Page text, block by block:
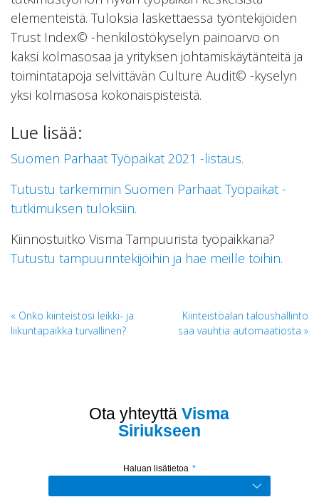
elementeistä. Tuloksia laskettaessa työntekijöiden
Trust Index© -henkilöstökyselyn painoarvo on
kaksi kolmasosaa ja yrityksen johtamiskäytänteitä ja
toimintatapoja selvittävän Culture Audit© -kyselyn
yksi kolmasosa kokonaispisteistä.
Lue lisää:
Suomen Parhaat Työpaikat 2021 -listaus.
Tutustu tarkemmin Suomen Parhaat Työpaikat -
tutkimuksen tuloksiin.
Kiinnostuitko Visma Tampuurista työpaikkana?
Tutustu tampuurintekijöihin ja hae meille töihin.
Artikkelien
selaus
Onko kiinteistösi leikki- ja
liikuntapaikka turvallinen?
Kiinteistöalan taloushallinto
saa vauhtia automaatiosta